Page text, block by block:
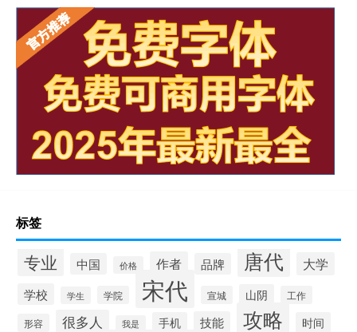
标签
专业 中国 价格 作者 品牌 唐代 大学
学校 学生 学院 宋代 宣城 山阴 工作
形容 很多人 我是 手机 技能 攻略
时间